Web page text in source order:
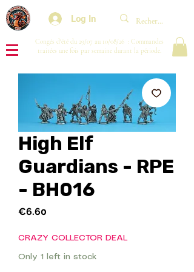
Log In
Congés d'été du 29/07 au 10/08/26 : Commandes
traitées une fois par semaine durant la période.
High Elf
Guardians - RPE
- BH016
€6.60
CRAZY COLLECTOR DEAL
Only 1 left in stock